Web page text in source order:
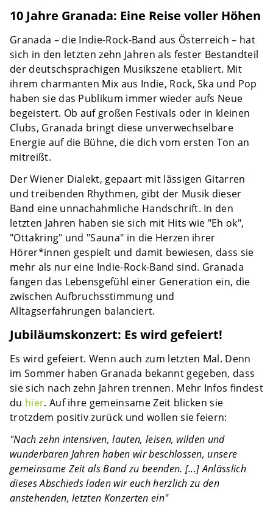
10 Jahre Granada: Eine Reise voller Höhen
Granada – die Indie-Rock-Band aus Österreich – hat
sich in den letzten zehn Jahren als fester Bestandteil
der deutschsprachigen Musikszene etabliert. Mit
ihrem charmanten Mix aus Indie, Rock, Ska und Pop
haben sie das Publikum immer wieder aufs Neue
begeistert. Ob auf großen Festivals oder in kleinen
Clubs, Granada bringt diese unverwechselbare
Energie auf die Bühne, die dich vom ersten Ton an
mitreißt.
Der Wiener Dialekt, gepaart mit lässigen Gitarren
und treibenden Rhythmen, gibt der Musik dieser
Band eine unnachahmliche Handschrift. In den
letzten Jahren haben sie sich mit Hits wie "Eh ok",
"Ottakring" und "Sauna" in die Herzen ihrer
Hörer*innen gespielt und damit bewiesen, dass sie
mehr als nur eine Indie-Rock-Band sind. Granada
fangen das Lebensgefühl einer Generation ein, die
zwischen Aufbruchsstimmung und
Alltagserfahrungen balanciert.
Jubiläumskonzert: Es wird gefeiert!
Es wird gefeiert. Wenn auch zum letzten Mal. Denn
im Sommer haben Granada bekannt gegeben, dass
sie sich nach zehn Jahren trennen. Mehr Infos findest
du hier. Auf ihre gemeinsame Zeit blicken sie
trotzdem positiv zurück und wollen sie feiern:
"Nach zehn intensiven, lauten, leisen, wilden und
wunderbaren Jahren haben wir beschlossen, unsere
gemeinsame Zeit als Band zu beenden. [...] Anlässlich
dieses Abschieds laden wir euch herzlich zu den
anstehenden, letzten Konzerten ein"